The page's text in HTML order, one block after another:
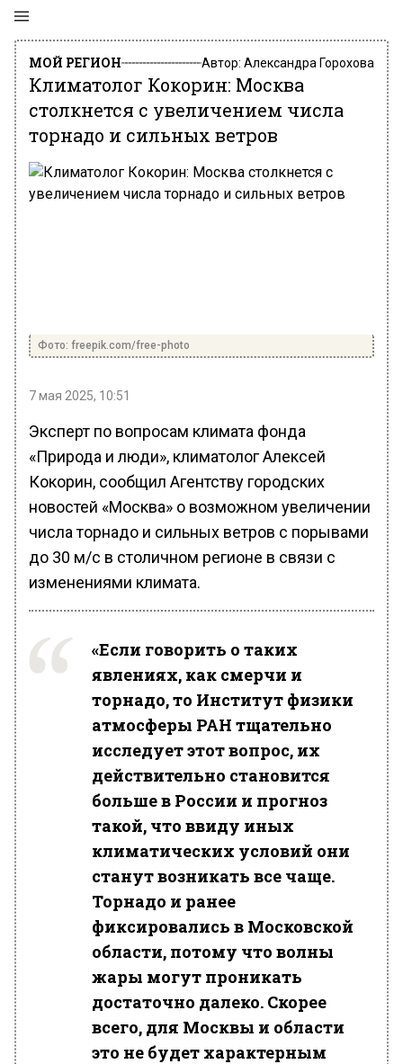
МОЙ РЕГИОН Автор: Александра Горохова
Климатолог Кокорин: Москва
столкнется с увеличением числа
торнадо и сильных ветров
Фото: freepik.com/free-photo
7 мая 2025, 10:51
Эксперт по вопросам климата фонда
«Природа и люди», климатолог Алексей
Кокорин, сообщил Агентству городских
новостей «Москва» о возможном увеличении
числа торнадо и сильных ветров с порывами
до 30 м/с в столичном регионе в связи с
изменениями климата.
«Если говорить о таких
явлениях, как смерчи и
торнадо, то Институт физики
атмосферы РАН тщательно
исследует этот вопрос, их
действительно становится
больше в России и прогноз
такой, что ввиду иных
климатических условий они
станут возникать все чаще.
Торнадо и ранее
фиксировались в Московской
области, потому что волны
жары могут проникать
достаточно далеко. Скорее
всего, для Москвы и области
это не будет характерным